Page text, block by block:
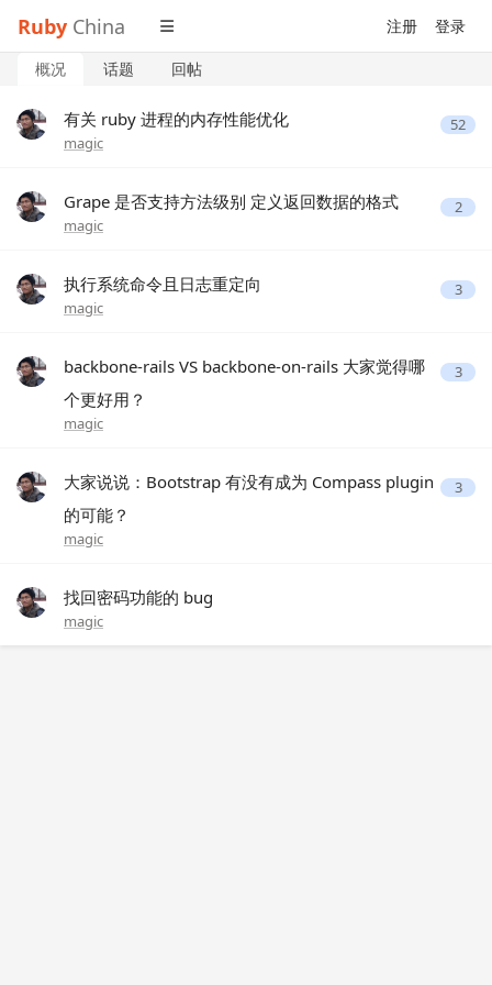
Ruby China 注册 登录
概况 话题 回帖
有关 ruby 进程的内存性能优化
magic
52
Grape 是否支持方法级别 定义返回数据的格式
magic
2
执行系统命令且日志重定向
magic
3
backbone-rails VS backbone-on-rails 大家觉得哪
个更好用？
magic
3
大家说说：Bootstrap 有没有成为 Compass plugin
的可能？
magic
3
找回密码功能的 bug
magic